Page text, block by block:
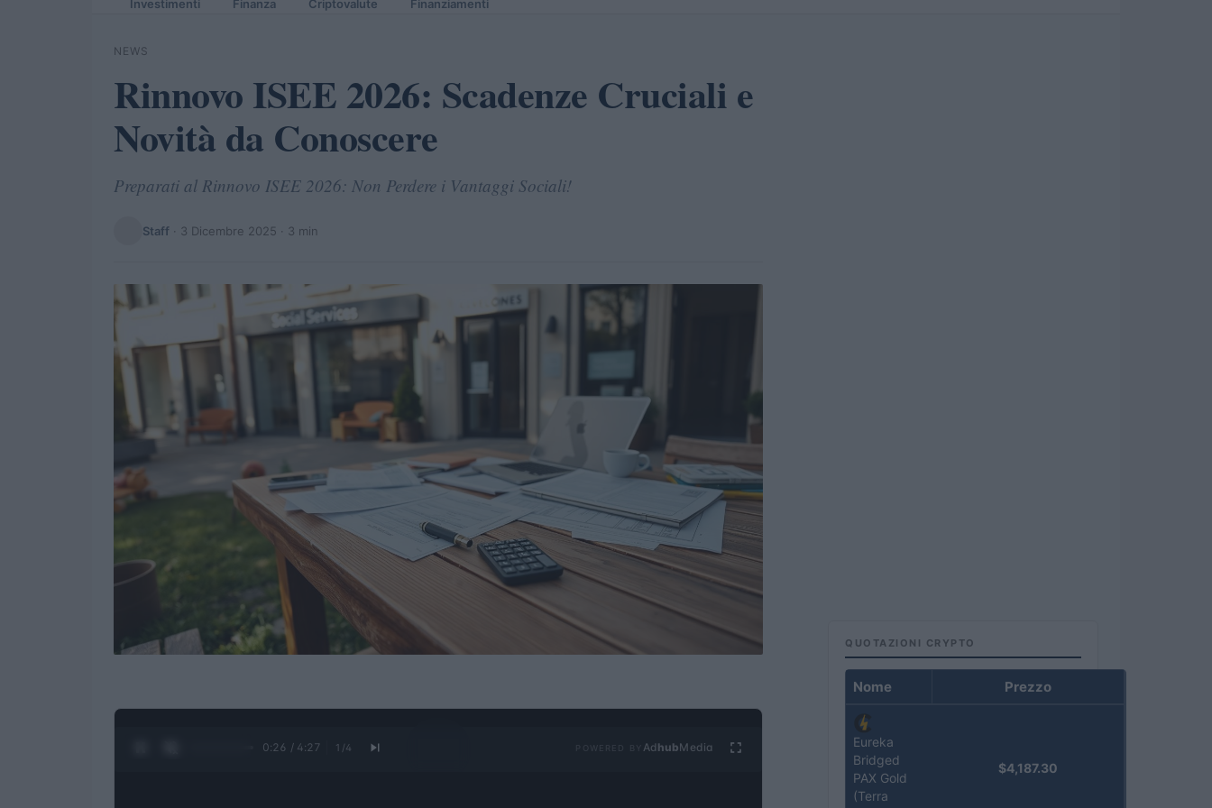
Investimenti Finanza Criptovalute Finanziamenti
NEWS
Rinnovo ISEE 2026: Scadenze Cruciali e
Novità da Conoscere
Preparati al Rinnovo ISEE 2026: Non Perdere i Vantaggi Sociali!
Staff · 3 Dicembre 2025 · 3 min
0:28 / 4:27 1 /4 Ad hubMedia
QUOTAZIONI CRYPTO
Nome Prezzo
Eureka
Bridged
PAX Gold
(Terra
$4,187.30